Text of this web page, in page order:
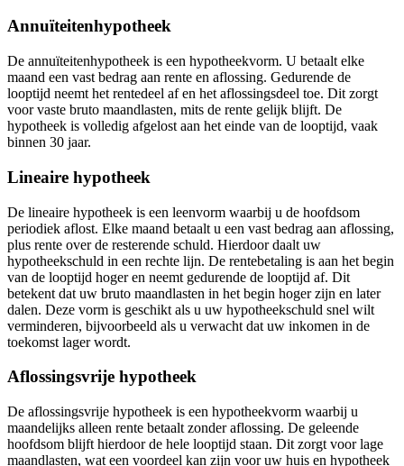
Annuïteitenhypotheek
De annuïteitenhypotheek is een hypotheekvorm. U betaalt elke
maand een vast bedrag aan rente en aflossing. Gedurende de
looptijd neemt het rentedeel af en het aflossingsdeel toe. Dit zorgt
voor vaste bruto maandlasten, mits de rente gelijk blijft. De
hypotheek is volledig afgelost aan het einde van de looptijd, vaak
binnen 30 jaar.
Lineaire hypotheek
De lineaire hypotheek is een leenvorm waarbij u de hoofdsom
periodiek aflost. Elke maand betaalt u een vast bedrag aan aflossing,
plus rente over de resterende schuld. Hierdoor daalt uw
hypotheekschuld in een rechte lijn. De rentebetaling is aan het begin
van de looptijd hoger en neemt gedurende de looptijd af. Dit
betekent dat uw bruto maandlasten in het begin hoger zijn en later
dalen. Deze vorm is geschikt als u uw hypotheekschuld snel wilt
verminderen, bijvoorbeeld als u verwacht dat uw inkomen in de
toekomst lager wordt.
Aflossingsvrije hypotheek
De aflossingsvrije hypotheek is een hypotheekvorm waarbij u
maandelijks alleen rente betaalt zonder aflossing. De geleende
hoofdsom blijft hierdoor de hele looptijd staan. Dit zorgt voor lage
maandlasten, wat een voordeel kan zijn voor uw huis en hypotheek